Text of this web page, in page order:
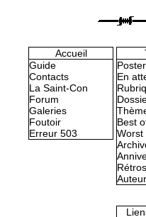
Accueil
Guide
Contacts
La Saint-Con
Forum
Galeries
Foutoir
Erreur 503
En
Best
Worst